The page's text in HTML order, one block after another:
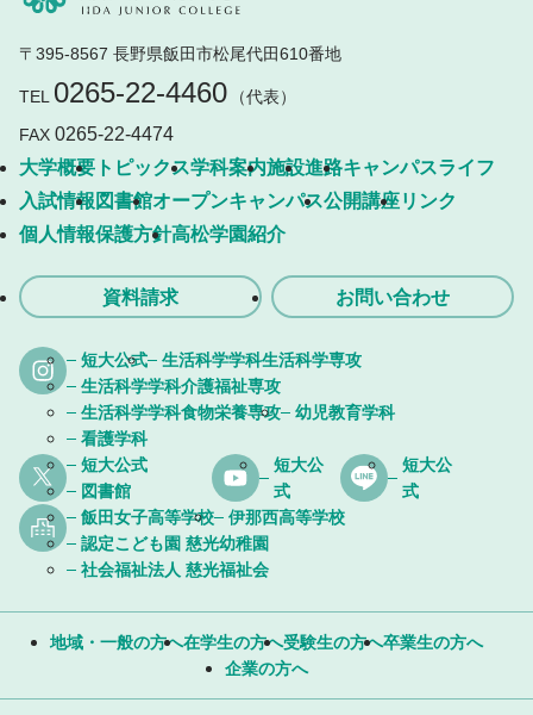
〒395-8567 長野県飯田市松尾代田610番地
TEL 0265-22-4460
（代表）
FAX 0265-22-4474
大学概要 トピックス学科案内施設進路キャンパスライフ
入試情報 図書館オープンキャンパス公開講座リンク
個人情報保護方針高松学園紹介
資料請求 お問い合わせ
短大公式
生活科学学科生活科学専攻
生活科学学科介護福祉専攻
生活科学学科食物栄養専攻
幼児教育学科
看護学科
短大公式
図書館
短大公
式
短大公
式
飯田女子高等学校
伊那西高等学校
認定こども園 慈光幼稚園
社会福祉法人 慈光福祉会
地域・一般の方へ在学生の方へ受験生の方へ卒業生の方へ
企業の方へ